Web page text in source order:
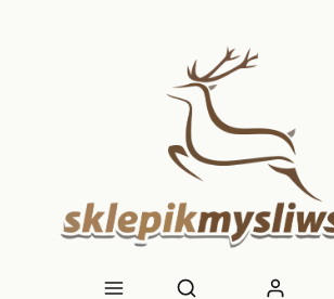
Otwórz wyszukiwarkę